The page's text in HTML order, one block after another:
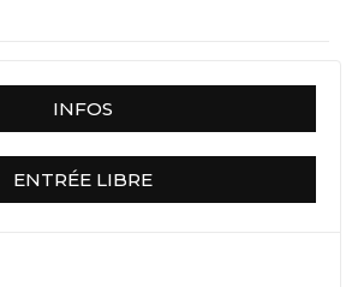
INFOS
ENTRÉE LIBRE